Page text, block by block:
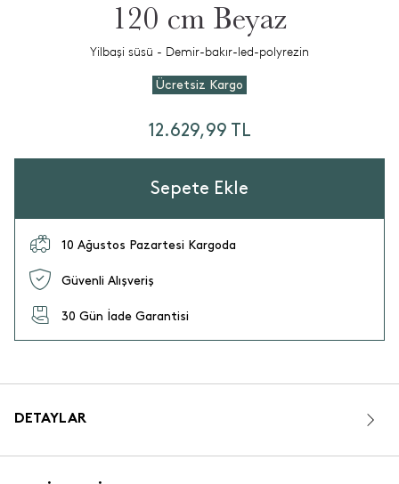
120 cm Beyaz
Yilbaşi süsü - Demir-bakır-led-polyrezin
Ücretsiz Kargo
12.629,99 TL
Sepete Ekle
10 Ağustos Pazartesi Kargoda
Güvenli Alışveriş
30 Gün İade Garantisi
DETAYLAR